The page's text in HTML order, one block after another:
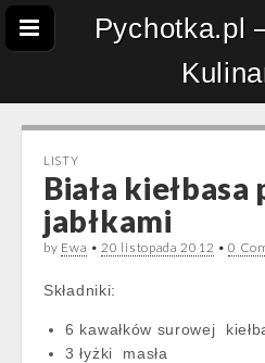
Pychotka.pl
LISTY
Biała kiełbasa
jabłkami
by Ewa •20 listopada 2012 •0
Składniki:
6 kawałków surowej
3 łyżki masła